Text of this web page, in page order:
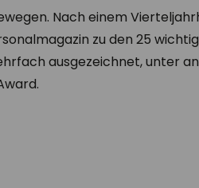
Nach einem
zu den 25
ausgezeichnet, unter